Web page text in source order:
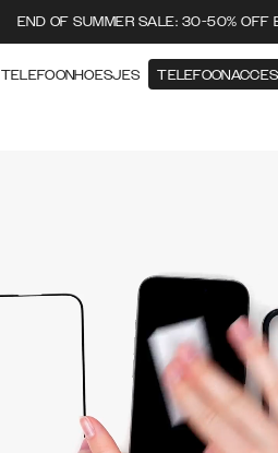
END OF SUMMER SALE: 30-50% OFF
TELEFOONHOESJES